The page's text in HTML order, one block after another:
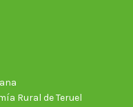
Rural de Teruel